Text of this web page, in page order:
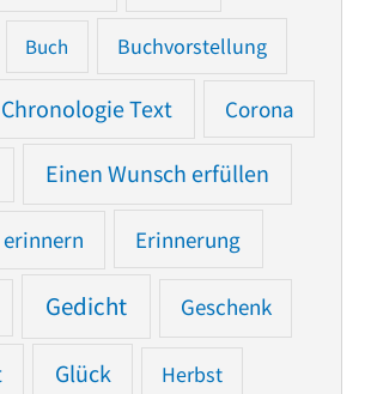
Buch Buchvorstellung
Chronologie Text Corona
Einen Wunsch erfüllen
erinnern Erinnerung
Gedicht Geschenk
Glück Herbst